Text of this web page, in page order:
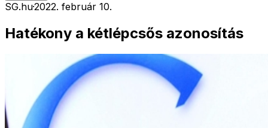
SG.hu·2022. február 10.
Hatékony a kétlépcsős azonosítás